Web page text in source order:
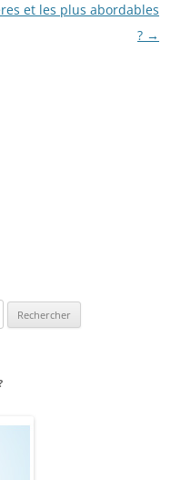
et les plus abordables
? →